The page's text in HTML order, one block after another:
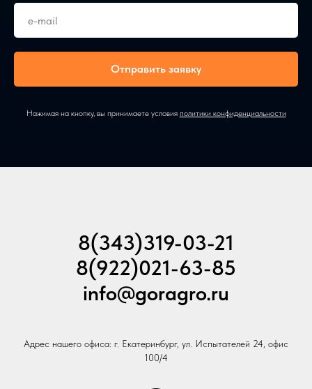
Отправить заявку
Нажимая на кнопку, вы принимаете условия политики конфиденциальности
8(343)319-03-21
8(922)021-63-85
info@goragro.ru
Адрес нашего офиса: г. Екатеринбург, ул. Испытателей 24, офис
100/4